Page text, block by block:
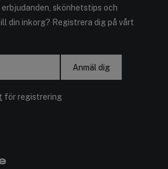
skönhetstips och
din inkorg? Registrera dig på vårt
Anmäl dig
för registrering